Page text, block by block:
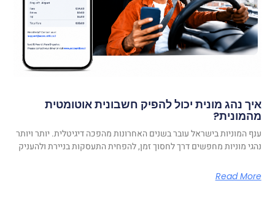
איך נהג מונית יכול להפיק חשבונית אוטומטית
מהמונית?
ענף המוניות בישראל עובר בשנים האחרונות מהפכה דיגיטלית. יותר ויותר
נהגי מוניות מחפשים דרך לחסוך זמן, להפחית התעסקות בניירת ולהעניק
Read More